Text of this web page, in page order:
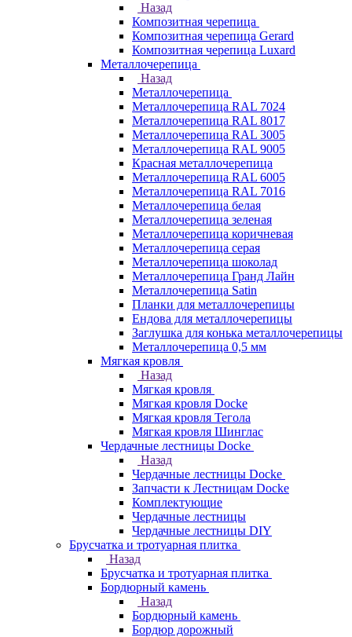
Назад
Композитная черепица
Композитная черепица Gerard
Композитная черепица Luxard
Металлочерепица
Назад
Металлочерепица
Металлочерепица RAL 7024
Металлочерепица RAL 8017
Металлочерепица RAL 3005
Металлочерепица RAL 9005
Красная металлочерепица
Металлочерепица RAL 6005
Металлочерепица RAL 7016
Металлочерепица белая
Металлочерепица зеленая
Металлочерепица коричневая
Металлочерепица серая
Металлочерепица шоколад
Металлочерепица Гранд Лайн
Металлочерепица Satin
Планки для металлочерепицы
Ендова для металлочерепицы
Заглушка для конька металлочерепицы
Металлочерепица 0,5 мм
Мягкая кровля
Назад
Мягкая кровля
Мягкая кровля Docke
Мягкая кровля Тегола
Мягкая кровля Шинглас
Чердачные лестницы Docke
Назад
Чердачные лестницы Docke
Запчасти к Лестницам Docke
Комплектующие
Чердачные лестницы
Чердачные лестницы DIY
Брусчатка и тротуарная плитка
Назад
Брусчатка и тротуарная плитка
Бордюрный камень
Назад
Бордюрный камень
Бордюр дорожный